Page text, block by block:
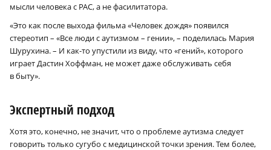
мысли человека с РАС, а не фасилитатора.
«Это как после выхода фильма «Человек дождя» появился
стереотип – «Все люди с аутизмом – гении», – поделилась Мария
Шурухина. – И как-то упустили из виду, что «гений», которого
играет Дастин Хоффман, не может даже обслуживать себя
в быту».
Экспертный подход
Хотя это, конечно, не значит, что о проблеме аутизма следует
говорить только сугубо с медицинской точки зрения. Тем более,